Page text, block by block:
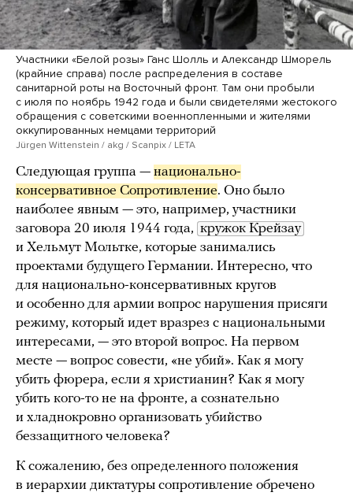
Участники «Белой розы» Ганс Шолль и Александр Шморель
(крайние справа) после распределения в составе
санитарной роты на Восточный фронт. Там они пробыли
с июля по ноябрь 1942 года и были свидетелями жестокого
обращения с советскими военнопленными и жителями
оккупированных немцами территорий
Jürgen Wittenstein / akg / Scanpix / LETA
Следующая группа — национально-
консервативное Сопротивление. Оно было
наиболее явным — это, например, участники
заговора 20 июля 1944 года, кружок Крейзау
и Хельмут Мольтке, которые занимались
проектами будущего Германии. Интересно, что
для национально-консервативных кругов
и особенно для армии вопрос нарушения присяги
режиму, который идет вразрез с национальными
интересами, — это второй вопрос. На первом
месте — вопрос совести, «не убий». Как я могу
убить фюрера, если я христианин? Как я могу
убить кого-то не на фронте, а сознательно
и хладнокровно организовать убийство
беззащитного человека?
К сожалению, без определенного положения
в иерархии диктатуры сопротивление обречено